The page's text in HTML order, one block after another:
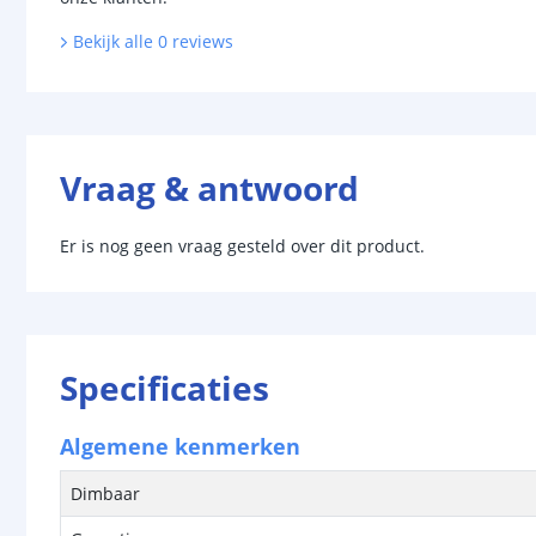
Bekijk alle 0 reviews
Vraag & antwoord
Er is nog geen vraag gesteld over dit product.
Specificaties
Algemene kenmerken
Dimbaar